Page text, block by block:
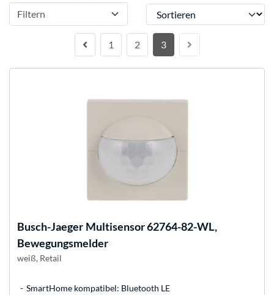
Filtern Sortieren
1 2 3
Busch-Jaeger Multisensor 62764-82-WL,
Bewegungsmelder
weiß, Retail
SmartHome kompatibel: Bluetooth LE